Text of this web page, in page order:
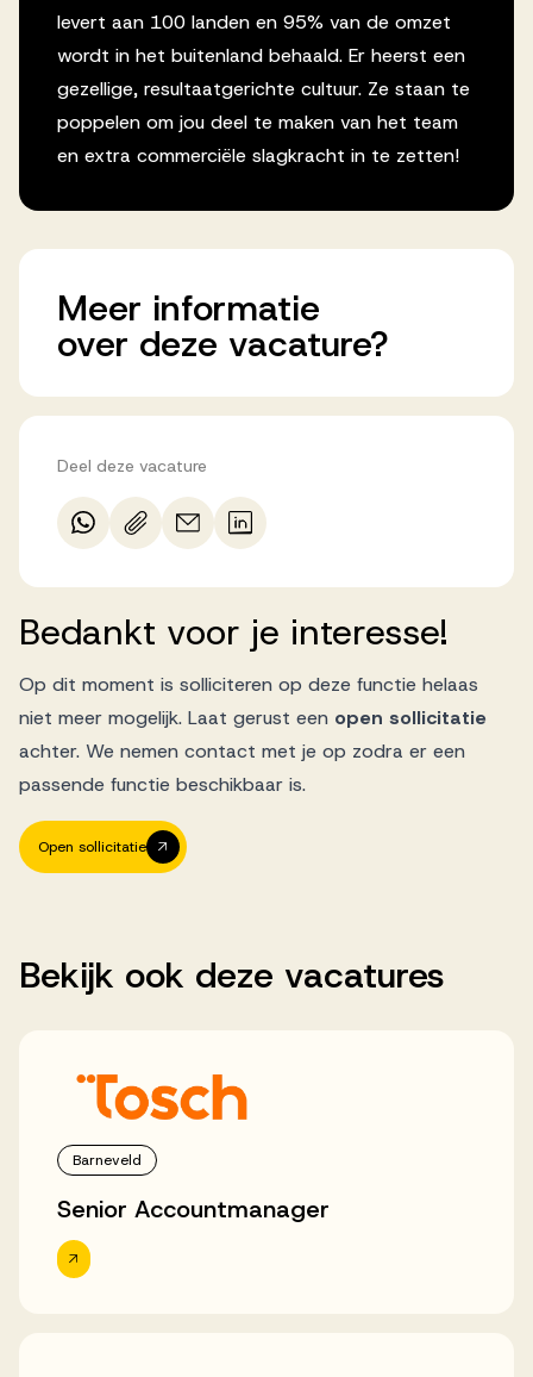
levert aan 100 landen en 95% van de omzet
wordt in het buitenland behaald. Er heerst een
gezellige, resultaatgerichte cultuur. Ze staan te
poppelen om jou deel te maken van het team
en extra commerciële slagkracht in te zetten!
Meer informatie
over deze vacature?
Deel deze vacature
Bedankt voor je interesse!
Op dit moment is solliciteren op deze functie helaas
niet meer mogelijk. Laat gerust een open sollicitatie
achter. We nemen contact met je op zodra er een
passende functie beschikbaar is.
Open sollicitatie
Bekijk ook deze vacatures
Barneveld
Senior Accountmanager